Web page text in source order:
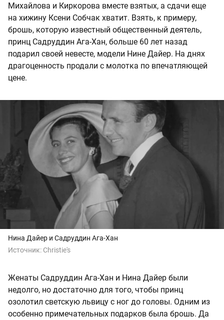
Михайлова и Киркорова вместе взятых, а сдачи еще
на хижину Ксени Собчак хватит. Взять, к примеру,
брошь, которую известный общественный деятель,
принц Садруддин Ага-Хан, больше 60 лет назад
подарил своей невесте, модели Нине Дайер. На днях
драгоценность продали с молотка по впечатляющей
цене.
Нина Дайер и Садруддин Ага-Хан
Источник: Christie's
Женаты Садруддин Ага-Хан и Нина Дайер были
недолго, но достаточно для того, чтобы принц
озолотил светскую львицу с ног до головы. Одним из
особенно примечательных подарков была брошь. Да